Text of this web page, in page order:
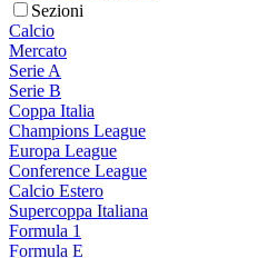
Sezioni
Calcio
Mercato
Serie A
Serie B
Coppa Italia
Champions League
Europa League
Conference League
Calcio Estero
Supercoppa Italiana
Formula 1
Formula E